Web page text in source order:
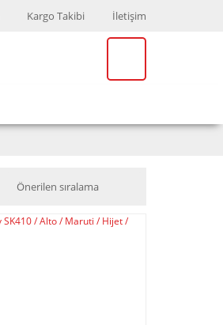
Kargo Takibi İletişim